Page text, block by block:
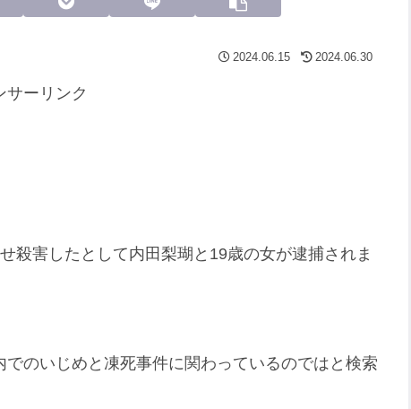
2024.06.15 2024.06.30
サーリンク
殺害したとして内田梨瑚と19歳の女が逮捕されま
のいじめと凍死事件に関わっているのではと検索